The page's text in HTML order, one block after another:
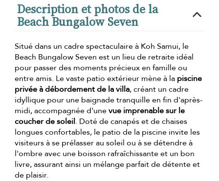
Description et photos de la
Beach Bungalow Seven
Situé dans un cadre spectaculaire à Koh Samui, le
Beach Bungalow Seven est un lieu de retraite idéal
pour passer des moments précieux en famille ou
entre amis. Le vaste patio extérieur mène à la piscine
privée à débordement de la villa, créant un cadre
idyllique pour une baignade tranquille en fin d'après-
midi, accompagnée d'unevue imprenable sur le
coucher de soleil. Doté de canapés et de chaises
longues confortables, le patio de la piscine invite les
visiteurs à se prélasser au soleil ou à se détendre à
l'ombre avec une boisson rafraîchissante et un bon
livre, assurant ainsi un mélange parfait de détente et
de plaisir.